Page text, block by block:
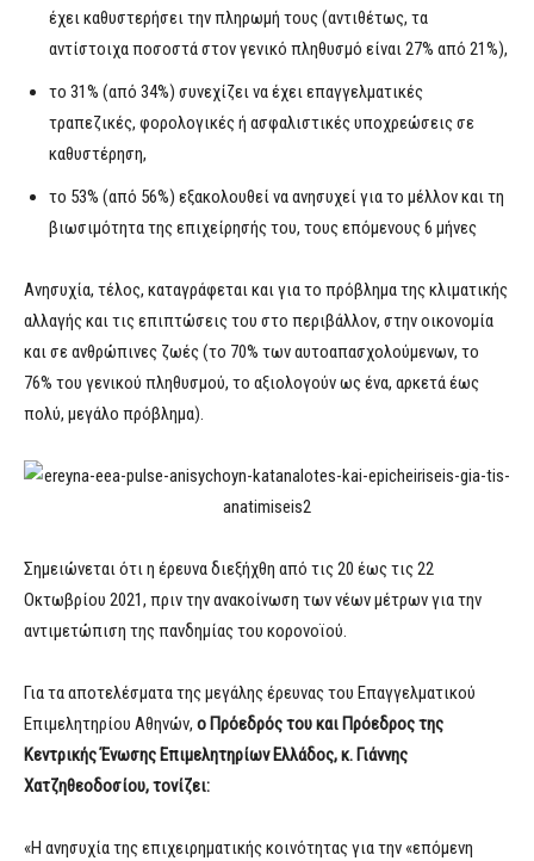
έχει καθυστερήσει την πληρωμή τους (αντιθέτως, τα
αντίστοιχα ποσοστά στον γενικό πληθυσμό είναι 27% από 21%),
το 31% (από 34%) συνεχίζει να έχει επαγγελματικές
τραπεζικές, φορολογικές ή ασφαλιστικές υποχρεώσεις σε
καθυστέρηση,
το 53% (από 56%) εξακολουθεί να ανησυχεί για το μέλλον και τη
βιωσιμότητα της επιχείρησής του, τους επόμενους 6 μήνες
Ανησυχία, τέλος, καταγράφεται και για το πρόβλημα της κλιματικής
αλλαγής και τις επιπτώσεις του στο περιβάλλον, στην οικονομία
και σε ανθρώπινες ζωές (το 70% των αυτοαπασχολούμενων, το
76% του γενικού πληθυσμού, το αξιολογούν ως ένα, αρκετά έως
πολύ, μεγάλο πρόβλημα).
Σημειώνεται ότι η έρευνα διεξήχθη από τις 20 έως τις 22
Οκτωβρίου 2021, πριν την ανακοίνωση των νέων μέτρων για την
αντιμετώπιση της πανδημίας του κορονοϊού.
Για τα αποτελέσματα της μεγάλης έρευνας του Επαγγελματικού
Επιμελητηρίου Αθηνών, o Πρόεδρός του και Πρόεδρος της
Κεντρικής Ένωσης Επιμελητηρίων Ελλάδος, κ. Γιάννης
Χατζηθεοδοσίου, τονίζει:
«Η ανησυχία της επιχειρηματικής κοινότητας για την «επόμενη